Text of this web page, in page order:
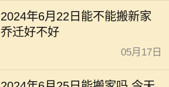
2024年6月22日能不能搬新家
乔迁好不好
05月17日